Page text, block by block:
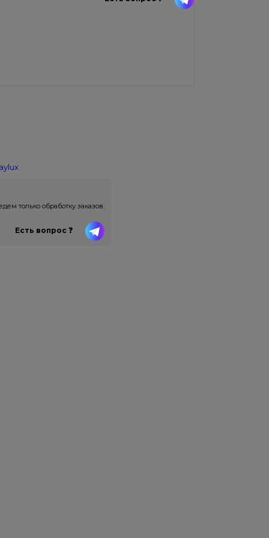
только обработку заказов.
Есть вопрос ❓